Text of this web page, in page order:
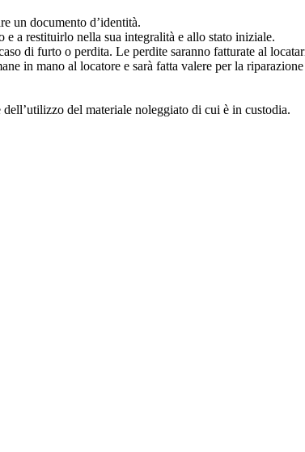
un documento d’identità.
a restituirlo nella sua integralità e allo stato iniziale.
di furto o perdita. Le perdite saranno fatturate al
in mano al locatore e sarà fatta valere per la
del materiale noleggiato di cui è in custodia.